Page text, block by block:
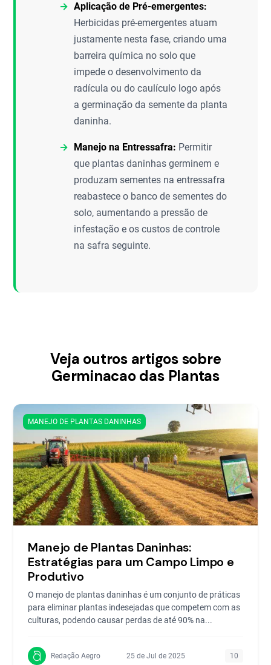
Aplicação de Pré-emergentes:
Herbicidas pré-emergentes atuam
justamente nesta fase, criando uma
barreira química no solo que
impede o desenvolvimento da
radícula ou do caulículo logo após
a germinação da semente da planta
daninha.
Manejo na Entressafra: Permitir
que plantas daninhas germinem e
produzam sementes na entressafra
reabastece o banco de sementes do
solo, aumentando a pressão de
infestação e os custos de controle
na safra seguinte.
Veja outros artigos sobre
Germinacao das Plantas
MANEJO DE PLANTAS DANINHAS
Manejo de Plantas Daninhas:
Estratégias para um Campo Limpo e
Produtivo
O manejo de plantas daninhas é um conjunto de práticas
para eliminar plantas indesejadas que competem com as
culturas, podendo causar perdas de até 90% na...
Redação Aegro 25 de Jul de 2025 10